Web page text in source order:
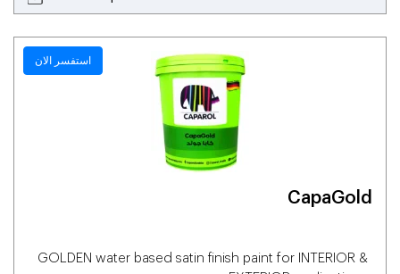
استفسر الان
CapaGold
GOLDEN water based satin finish paint for INTERIOR &